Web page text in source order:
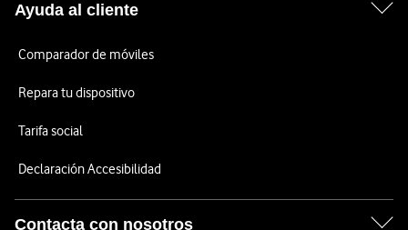
Ayuda al cliente
Comparador de móviles
Repara tu dispositivo
Tarifa social
Declaración Accesibilidad
Contacta con nosotros